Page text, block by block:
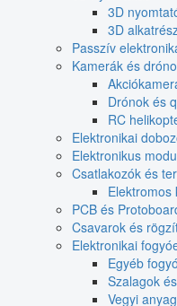
3D
3D
Passzív
Kamerák és
Drónok és
RC
Elektronikai
Elektronikus
Csatlakozók és
Elektromos
PCB és
Csavarok és
Elektronikai
Egyéb
Szalagok
Vegyi